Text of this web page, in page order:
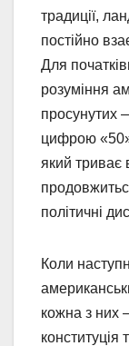
традиції,
постійно
Для
розуміння
просунутих
цифрою
який триває
політичні
Коли
кожна з них
конституція